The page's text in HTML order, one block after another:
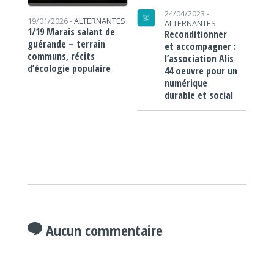
19/01/2026 -ALTERNANTES
1/19 Marais salant de
guérande – terrain
communs, récits
d’écologie populaire
24/04/2023 -
ALTERNANTES
Reconditionner
et accompagner :
l’association Alis
44 oeuvre pour un
numérique
durable et social
Aucun commentaire